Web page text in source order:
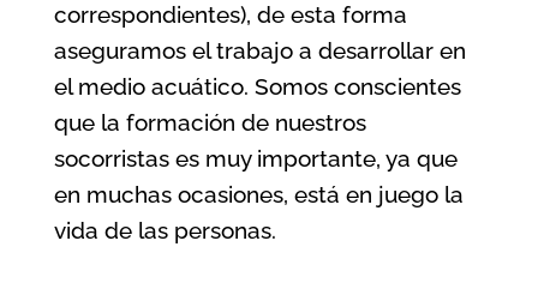
correspondientes), de esta forma
aseguramos el trabajo a desarrollar en
el medio acuático. Somos conscientes
que la formación de nuestros
socorristas es muy importante, ya que
en muchas ocasiones, está en juego la
vida de las personas.